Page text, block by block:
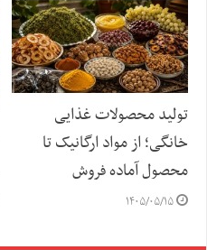
تولید محصولات غذایی
خانگی؛ از مواد ارگانیک تا
محصول آماده فروش
۱۴۰۵/۰۵/۱۵